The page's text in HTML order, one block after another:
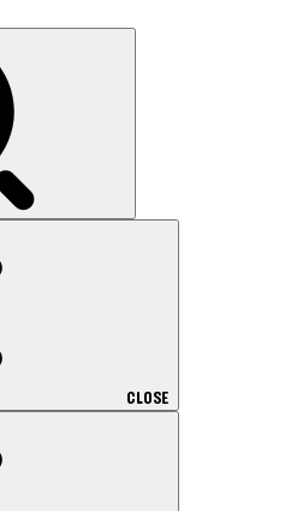
CLOSE